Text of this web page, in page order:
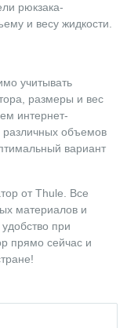
рюкзака-
и весу жидкости.
учитывать
размеры и вес
интернет-
различных объемов
вариант
от Thule. Все
материалов и
при
прямо сейчас и